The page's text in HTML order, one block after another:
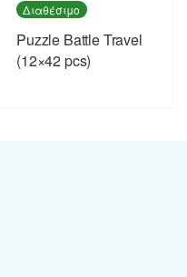
Διαθέσιμο
Puzzle Battle Travel
(12×42 pcs)